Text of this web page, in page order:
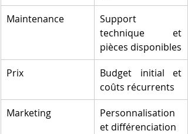
Maintenance
Support
technique et
pièces disponibles
Prix
Budget initial et
coûts récurrents
Marketing
Personnalisation
et différenciation